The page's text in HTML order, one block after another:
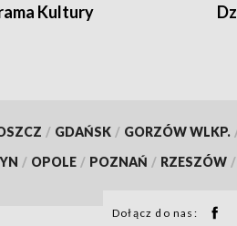
Kultury
/ GDAŃSK / GORZÓW WLKP.
/ OPOLE / POZNAŃ / RZESZÓW /
Dołącz do nas: